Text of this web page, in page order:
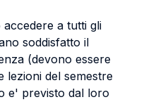
a tutti gli
soddisfatto il
(devono essere
lezioni del semestre
e' previsto dal loro